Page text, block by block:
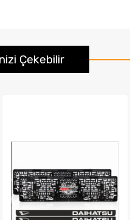
Çekebilir